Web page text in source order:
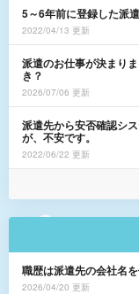
5～6年前に登録した派
2022/04/13 更新
派遣のお仕事が決まり
き？
2026/07/06 更新
派遣先から安否確認シ
が、不安です。
2022/06/22 更新
職歴は派遣先の会社名
2026/04/20 更新